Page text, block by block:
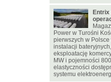
Entrix
Power w Turośni
pierwszych w
instalacji
eksploatację
MW i pojemności
elastyczności
systemu